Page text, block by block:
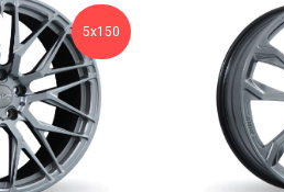
5х150